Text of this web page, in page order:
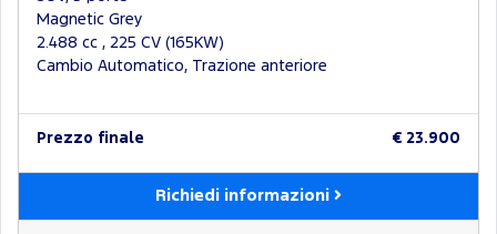
Magnetic Grey
2.488 cc , 225 CV (165KW)
Cambio Automatico, Trazione anteriore
Prezzo finale € 23.900
Richiedi informazioni